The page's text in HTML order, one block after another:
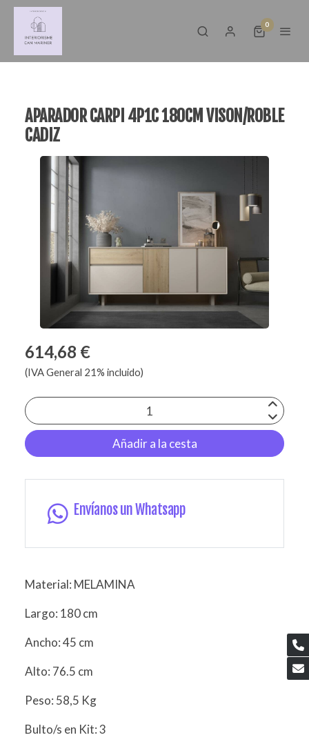
0
APARADOR CARPI 4P1C 180CM VISON/ROBLE
CADIZ
614,68 €
(IVA General 21% incluido)
Añadir a la cesta
Envíanos un Whatsapp
Material: MELAMINA
Largo: 180 cm
Ancho: 45 cm
Alto: 76.5 cm
Peso: 58,5 Kg
Bulto/s en Kit: 3